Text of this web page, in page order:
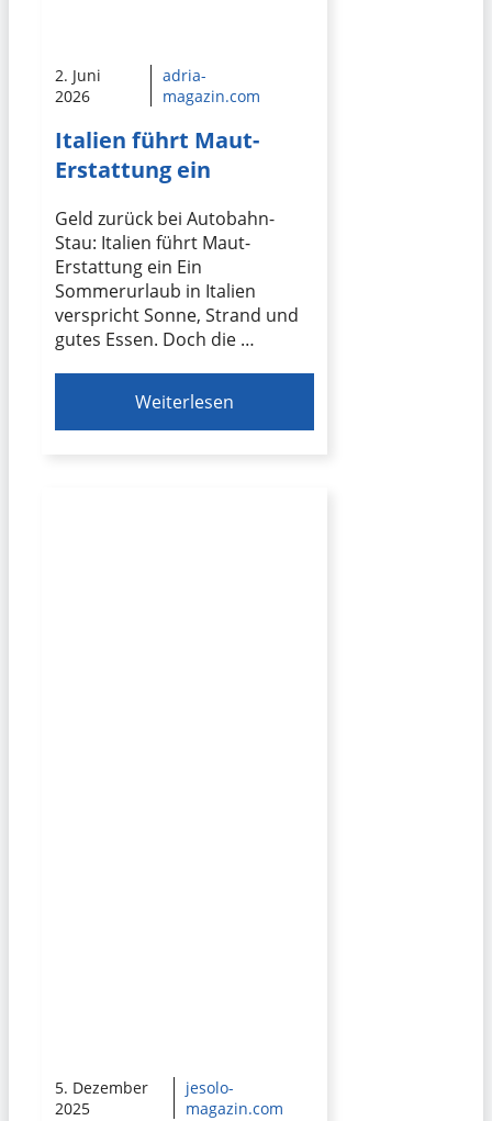
2. Juni
2026
adria-
magazin.com
Italien führt Maut-
Erstattung ein
Geld zurück bei Autobahn-
Stau: Italien führt Maut-
Erstattung ein Ein
Sommerurlaub in Italien
verspricht Sonne, Strand und
gutes Essen. Doch die …
Weiterlesen
5. Dezember
2025
jesolo-
magazin.com